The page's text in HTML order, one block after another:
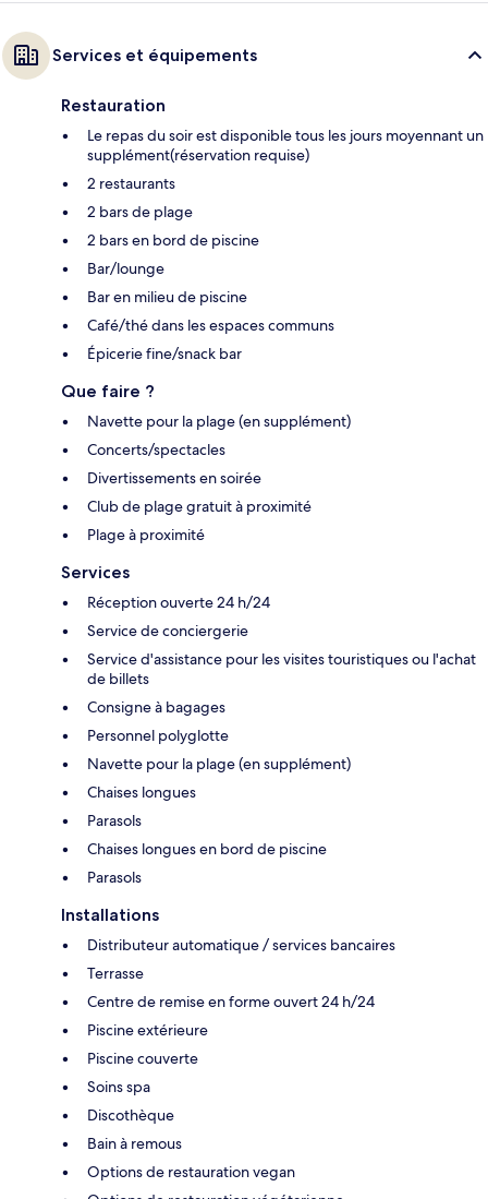
Services et équipements
Restauration
Le repas du soir est disponible tous les jours moyennant un
supplément(réservation requise)
2 restaurants
2 bars de plage
2 bars en bord de piscine
Bar/lounge
Bar en milieu de piscine
Café/thé dans les espaces communs
Épicerie fine/snack bar
Que faire ?
Navette pour la plage (en supplément)
Concerts/spectacles
Divertissements en soirée
Club de plage gratuit à proximité
Plage à proximité
Services
Réception ouverte 24 h/24
Service de conciergerie
Service d'assistance pour les visites touristiques ou l'achat
de billets
Consigne à bagages
Personnel polyglotte
Navette pour la plage (en supplément)
Chaises longues
Parasols
Chaises longues en bord de piscine
Parasols
Installations
Distributeur automatique / services bancaires
Terrasse
Centre de remise en forme ouvert 24 h/24
Piscine extérieure
Piscine couverte
Soins spa
Discothèque
Bain à remous
Options de restauration vegan